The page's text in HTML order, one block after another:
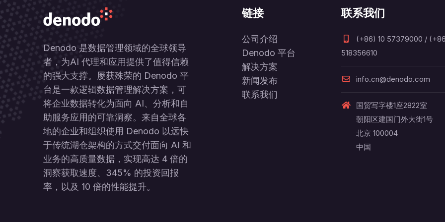
Denodo 是数据管理领域的全球领导
者，为AI 代理和应用提供了值得信赖
的强大支撑。屡获殊荣的 Denodo 平
台是一款逻辑数据管理解决方案，可
将企业数据转化为面向 AI、分析和自
助服务应用的可靠洞察。来自全球各
地的企业和组织使用 Denodo 以远快
于传统湖仓架构的方式交付面向 AI 和
业务的高质量数据，实现高达 4 倍的
洞察获取速度、345% 的投资回报
率，以及 10 倍的性能提升。
链接
公司介绍
Denodo 平台
解决方案
新闻发布
联系我们
联系我们
(+86) 10 57379000 /
518356610
info.cn@denodo.com
国贸写字楼1座2822室
朝阳区建国门外大街1号
北京 100004
中国